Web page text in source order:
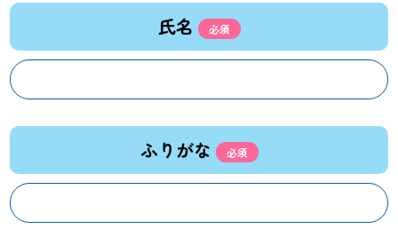
氏名
ふりがな